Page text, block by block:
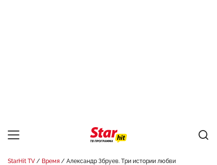
StarHit TV Время Александр Збруев. Три истории любви